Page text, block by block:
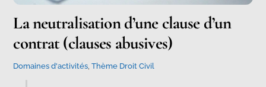
La neutralisation d’une clause d’un
contrat (clauses abusives)
Domaines d'activités ,Thème Droit Civil